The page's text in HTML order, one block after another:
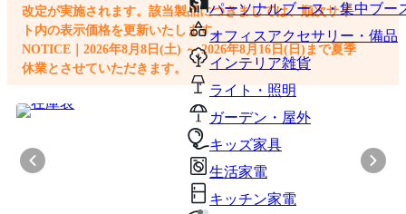
パーソナルブース・集中ブー
オフィスアクセサリー・備品
インテリア雑貨
ライト・照明
ガーデン・屋外
キッズ家具
生活家電
キッチン家電
改定が実施されます。該当製品につきましては、順次サイ
ト内の表示価格を更新いたします。
NOTICE｜2026年8月8日(土) ～ 2026年8月16日(日)まで夏季
休業とさせていただきます。